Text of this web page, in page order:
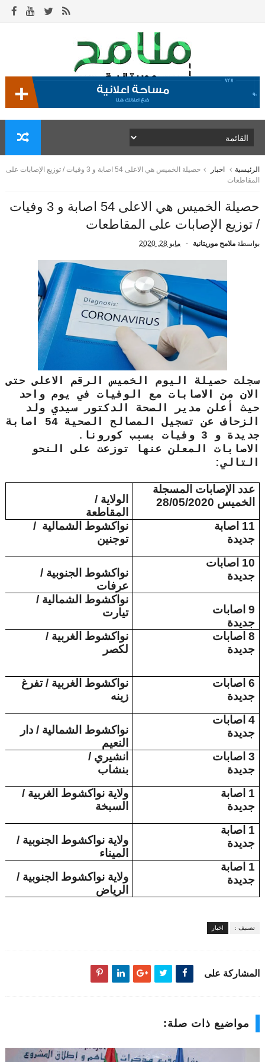
الرئيسية اخبار
حصيلة الخميس هي الاعلى 54 اصابة و 3 وفيات / توزيع الإصابات على
المقاطعات
حصيلة الخميس هي الاعلى 54 اصابة و 3 وفيات
/ توزيع الإصابات على المقاطعات
بواسطة ملامح موريتانية مايو 28, 2020
سجلت حصيلة اليوم الخميس الرقم الاعلى حتى
الان من الاصابات مع الوفيات في يوم واحد
حيث أعلن مدير الصحة الدكتور سيدي ولد
الزحاف عن تسجيل المصالح الصحية 54 اصابة
جديدة و 3 وفيات بسبب كورونا.
الاصابات المعلن عنها توزعت على النحو
التالي:
عدد الإصابات المسجلة
الخميس 28/05/2020
الولاية /
المقاطعة
11 اصابة
جديدة
نواكشوط الشمالية /
توجنين
10 اصابات
جديدة
نواكشوط الجنوبية /
عرفات
9 اصابات
جديدة
نواكشوط الشمالية /
تيارت
8 اصابات
جديدة
نواكشوط الغربية /
لكصر
6 اصابات
جديدة
نواكشوط الغربية / تفرغ
زينه
4 اصابات
جديدة
نواكشوط الشمالية / دار
النعيم
3 اصابات
جديدة
انشيري /
بنشاب
1 اصابة
جديدة
ولاية نواكشوط الغربية /
السبخة
1 اصابة
جديدة
ولاية نواكشوط الجنوبية /
الميناء
1 اصابة
جديدة
ولاية نواكشوط الجنوبية /
الرياض
تصنيف : اخبار
المشاركة على
مواضيع ذات صلة: